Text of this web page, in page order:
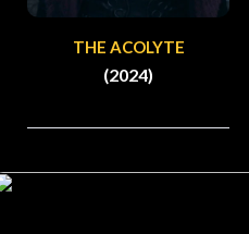
THE ACOLYTE
(2024)